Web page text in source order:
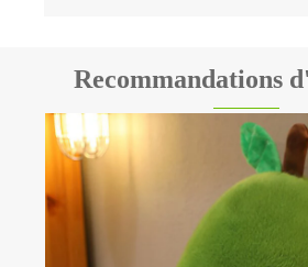
Recommandations
Pourquoi choisir le jouet en
wapitis?